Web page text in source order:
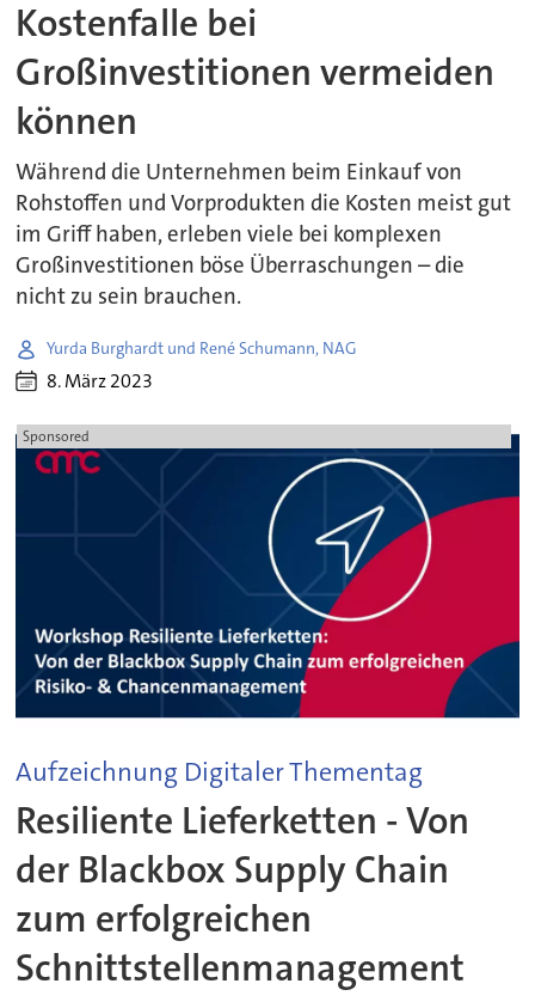
Kostenfalle bei
Großinvestitionen vermeiden
können
Während die Unternehmen beim Einkauf von
Rohstoffen und Vorprodukten die Kosten meist gut
im Griff haben, erleben viele bei komplexen
Großinvestitionen böse Überraschungen – die
nicht zu sein brauchen.
Yurda Burghardt und René Schumann, NAG
8. März 2023
Sponsored
Aufzeichnung Digitaler Thementag
Resiliente Lieferketten - Von
der Blackbox Supply Chain
zum erfolgreichen
Schnittstellenmanagement